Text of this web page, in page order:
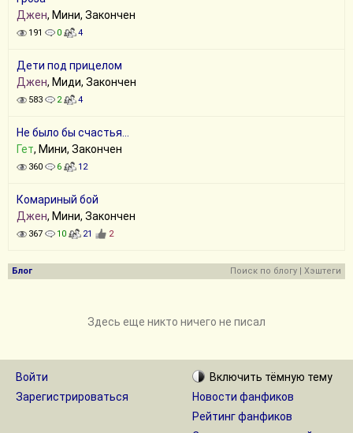
Джен, Мини, Закончен
191 0 4
Дети под прицелом
Джен, Миди, Закончен
583 2 4
Не было бы счастья...
Гет, Мини, Закончен
360 6 12
Комариный бой
Джен, Мини, Закончен
367 10 21 2
Блог Поиск по блогу | Хэштеги
Здесь еще никто ничего не писал
Войти
Зарегистрироваться
Включить тёмную тему
Новости фанфиков
Рейтинг фанфиков